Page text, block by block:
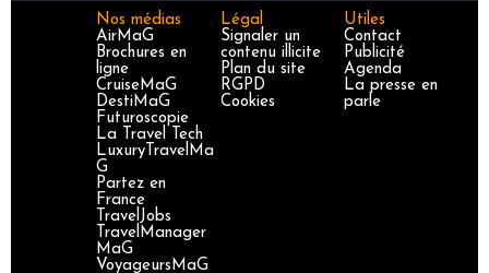
Nos médias
AirMaG
Brochures en
ligne
CruiseMaG
DestiMaG
Futuroscopie
La Travel Tech
LuxuryTravelMa
G
Partez en
France
TravelJobs
TravelManager
MaG
VoyageursMaG
Légal
Signaler un
contenu illicite
Plan du site
RGPD
Cookies
Utiles
Contact
Publicité
Agenda
La presse en
parle